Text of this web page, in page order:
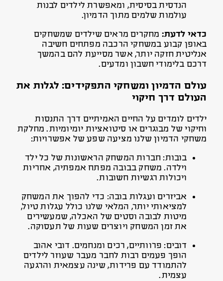
הנדסית בסיסית, ומאפשרת לילדים לבנות
עולמות שלמים מתוך הדמיון.
כדאי לדעת: מחקרים מראים שילדים שמשחקים
באופן קבוע במשחקי הרכבה מפתחים חשיבה
אנליטית חזקה יותר, אשר מסייעת להם בהמשך
דרכם בלימודי חשבון ומדעים.
עולם הדמיון ומשחקי התפקידים: לגלות את
העולם דרך חיקוי
ילדים לומדים על החיים האמיתיים דרך התנסות
וחיקוי של מבוגרים או סיטואציות יומיומיות. מחלקת
משחקי הדמיון שלנו מציעה שפע של אפשרויות:
בובות: חברות המשחק הראשונות של כל ילד
וילדה. משחק בבובה מפתח אמפתיה, אחריות
ויכולות רגשיות חשובות.
אביזרים ועגלות בובה: כדי להפוך את המשחק
למציאותי יותר, המלאי שלנו כולל עגלות טיול,
מיטות לבובה וסטים של האכלה, שמעשירים
את זמן המשחק ויוצרים שעות של תעסוקה.
דובים: פרוותיים, רכים ומנחמים. דובי אהוב
הופך פעמים רבות לחבר מעבר שעוזר לילדים
להתמודד עם פרידות, שינה עצמאית והרגעה
עצמית.